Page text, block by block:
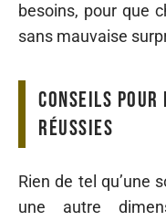
besoins, pour que
sans mauvaise
Conseils pour
réussies
Rien de tel qu’une
une autre